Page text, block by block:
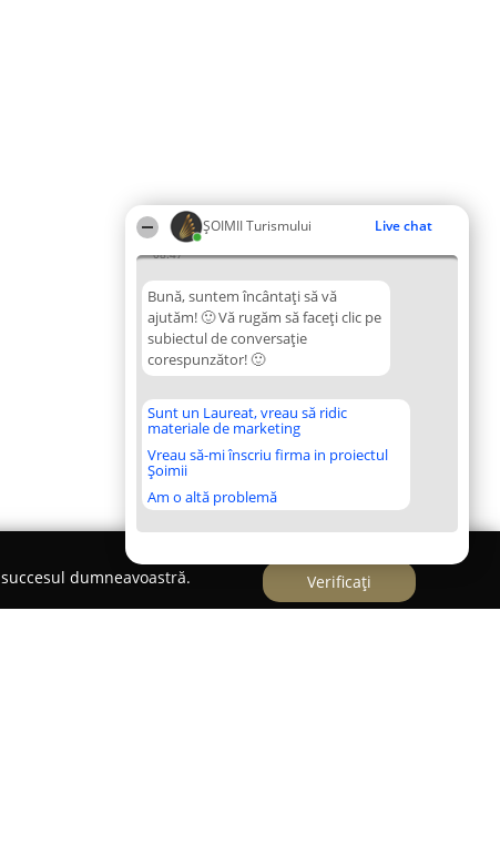
ȘOIMII Turismului Live chat
08:47
Bună, suntem încântați să vă
ajutăm! 🙂 Vă rugăm să faceți clic pe
subiectul de conversație
corespunzător! 🙂
Sunt un Laureat, vreau să ridic
materiale de marketing
Vreau să-mi înscriu firma in proiectul
Șoimii
Am o altă problemă
dumneavoastră.
Verificați